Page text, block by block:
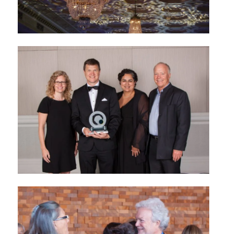
Banquet de remise du
Prix Dr Rogers —
Billets désormais en
vente
septembre 3, 2019
Banquet de remise du
Prix Dr Rogers de 2017
septembre 29, 2017